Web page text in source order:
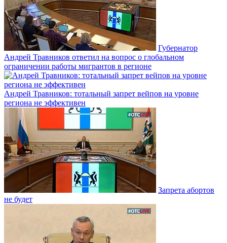
Губернатор
Андрей Травников ответил на вопрос о глобальном
ограничении работы мигрантов в регионе
Андрей Травников: тотальный запрет вейпов на уровне
региона не эффективен
Запрета абортов
не будет